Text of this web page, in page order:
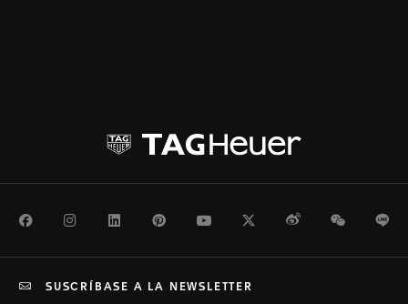
FacebookInstagramLinkedInPinterestYoutubeTwitterWeiboWeChat
SUSCRÍBASE A LA NEWSLETTER